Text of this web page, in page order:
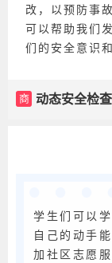
改，以预防事
可以帮助我们
们的安全意识
商 动态安全检
学生们可以
自己的动手
加社区志愿